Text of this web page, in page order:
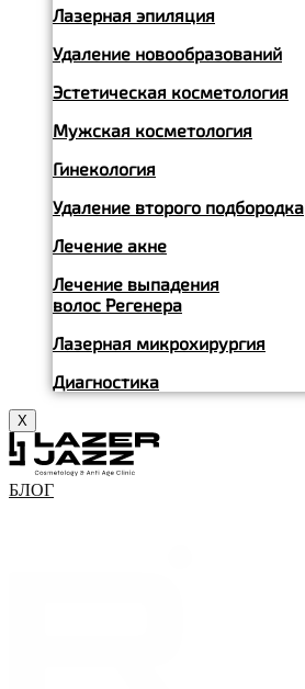
Лазерная эпиляция
Удаление новообразований
Эстетическая косметология
Мужская косметология
Гинекология
Удаление второго подбородка
Лечение акне
Лечение выпадения
волос Регенера
Лазерная микрохирургия
Диагностика
X
БЛОГ